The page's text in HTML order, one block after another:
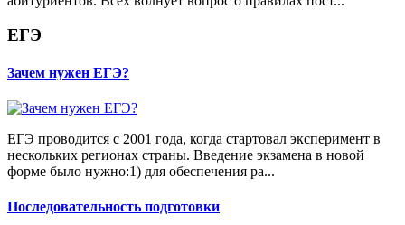
ЕГЭ
Зачем нужен ЕГЭ?
ЕГЭ проводится с 2001 года, когда стартовал эксперимент в
нескольких регионах страны. Введение экзамена в новой
форме было нужно:1) для обеспечения ра...
Последовательность подготовки